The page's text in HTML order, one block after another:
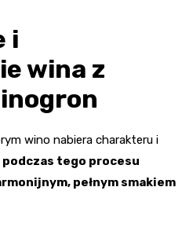
i
wina z
wino nabiera charakteru i
tego procesu
pełnym smakiem